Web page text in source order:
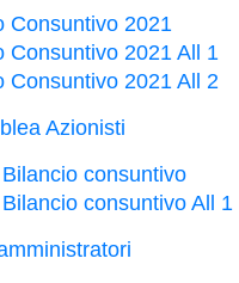
Consuntivo 2021
Consuntivo 2021 All 1
Consuntivo 2021 All 2
Azionisti
consuntivo
consuntivo All 1